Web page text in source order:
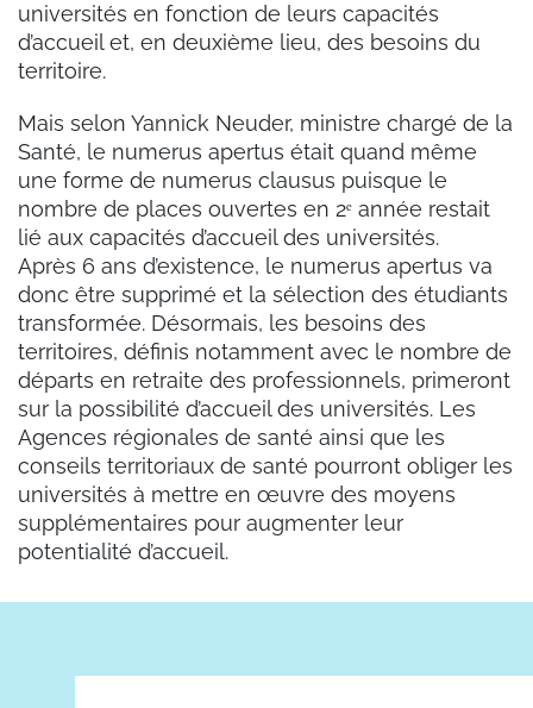
universités en fonction de leurs capacités
d’accueil et, en deuxième lieu, des besoins du
territoire.
Mais selon Yannick Neuder, ministre chargé de la
Santé, le numerus apertus était quand même
une forme de numerus clausus puisque le
nombre de places ouvertes en 2ᵉ année restait
lié aux capacités d’accueil des universités.
Après 6 ans d’existence, le numerus apertus va
donc être supprimé et la sélection des étudiants
transformée. Désormais, les besoins des
territoires, définis notamment avec le nombre de
départs en retraite des professionnels, primeront
sur la possibilité d’accueil des universités. Les
Agences régionales de santé ainsi que les
conseils territoriaux de santé pourront obliger les
universités à mettre en œuvre des moyens
supplémentaires pour augmenter leur
potentialité d’accueil.